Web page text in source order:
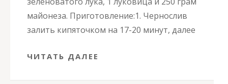
майонеза. Приготовление:1. Чернослив
залить кипяточком на 17-20 минут, далее
ЧИТАТЬ ДАЛЕЕ